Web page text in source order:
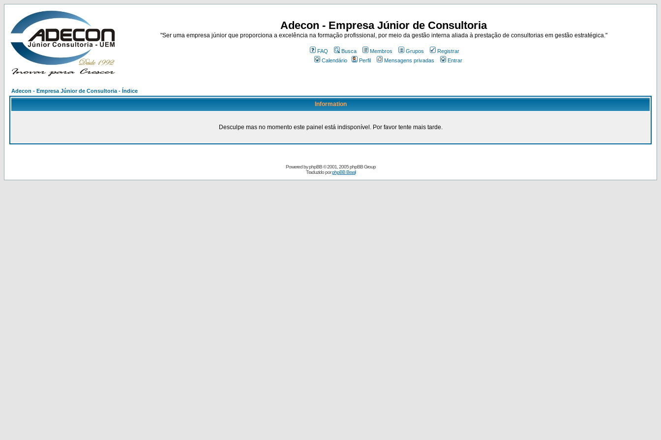
Adecon - Empresa Júnior de Consultoria
"Ser uma empresa júnior que proporciona a excelência na formação profissional, por meio da gestão interna aliada à prestação de consultorias em gestão estratégica."
FAQ Busca Membros Grupos
Registrar
Calendário
Perfil Mensagens privadas Entrar
Adecon - Empresa Júnior de Consultoria - Índice
Information
Desculpe mas no momento este painel está indisponível. Por favor tente mais tarde.
Powered byphpBB© 2001, 2005 phpBB Group
Traduzido porphpBB Brasil